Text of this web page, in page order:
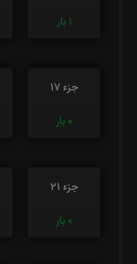
1 بار
جزء 17
0 بار
جزء 21
0 بار